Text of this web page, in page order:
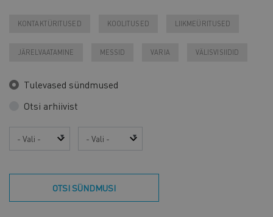
KONTAKTÜRITUSED KOOLITUSED LIIKMEÜRITUSED
JÄRELVAATAMINE MESSID VARIA VÄLISVISIIDID
Tulevased sündmused
Otsi arhiivist
Aasta Kuu
OTSI SÜNDMUSI